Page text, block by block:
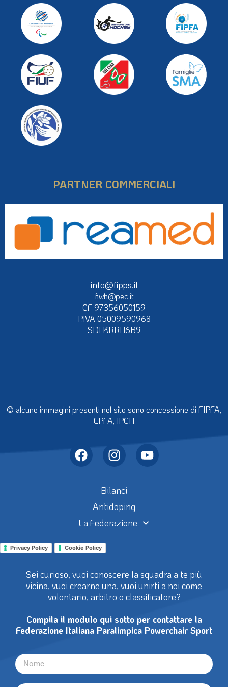
PARTNER COMMERCIALI
info@fipps.it
fiwh@pec.it
CF 97356050159
P.IVA 05009590968
SDI KRRH6B9
© alcune immagini presenti nel sito sono concessione di FIPFA,
EPFA, IPCH
Bilanci
Antidoping
La Federazione
Privacy Policy Cookie Policy
Sei curioso, vuoi conoscere la squadra a te più
vicina, vuoi crearne una, vuoi unirti a noi come
volontario, arbitro o classificatore?
Compila il modulo qui sotto per contattare la
Federazione Italiana Paralimpica Powerchair Sport